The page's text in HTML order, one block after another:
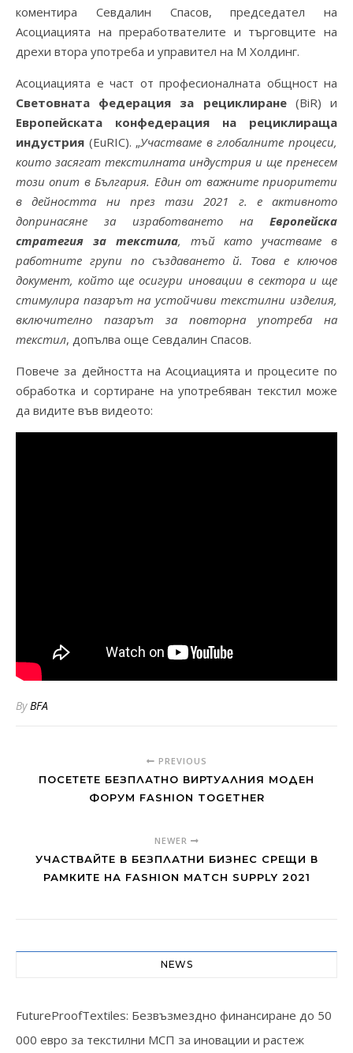
коментира Севдалин Спасов, председател на
Асоциацията на преработвателите и търговците на
дрехи втора употреба и управител на М Холдинг.
Асоциацията е част от професионалната общност на
Световната федерация за рециклиране(BiR) и
Европейската конфедерация на рециклираща
индустрия (EuRIC). „Участваме в глобалните процеси,
които засягат текстилната индустрия и ще пренесем
този опит в България. Един от важните приоритети
в дейността ни през тази 2021 г. е активното
допринасяне за изработването на Европейска
стратегия за текстила, тъй като участваме в
работните групи по създаването й. Това е ключов
документ, който ще осигури иновации в сектора и ще
стимулира пазарът на устойчиви текстилни изделия,
включително пазарът за повторна употреба на
текстил, допълва още Севдалин Спасов.
Повече за дейността на Асоциацията и процесите по
обработка и сортиране на употребяван текстил може
да видите във видеото:
ByBFA
PREVIOUS
ПОСЕТЕТЕ БЕЗПЛАТНО ВИРТУАЛНИЯ МОДЕН
ФОРУМ FASHION TOGETHER
NEWER
УЧАСТВАЙТЕ В БЕЗПЛАТНИ БИЗНЕС СРЕЩИ В
РАМКИТЕ НА FASHION MATCH SUPPLY 2021
NEWS
FutureProofTextiles: Безвъзмездно финансиране до 50
000 евро за текстилни МСП за иновации и растеж